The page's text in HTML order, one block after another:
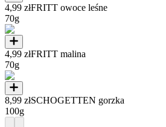
4,99 złFRITT owoce leśne
70g
4,99 złFRITT malina
70g
8,99 złSCHOGETTEN gorzka
100g